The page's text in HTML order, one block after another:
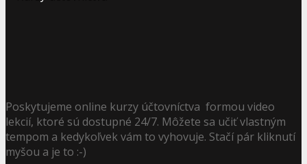
Poskytujeme online kurzy účtovníctva formou video
lekcií, ktoré sú dostupné 24/7. Môžete sa učiť vlastným
tempom a kedykoľvek vám to vyhovuje. Stačí pár kliknutí
myšou a je to :-)